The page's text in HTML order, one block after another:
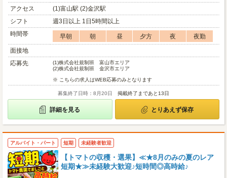
アクセス
(1)富山駅 (2)金沢駅
シフト
週3日以上 1日5時間以上
時間帯
早朝 朝 昼 夕方 夜
夜勤
面接地
応募先
(1)株式会社規制班 富山市エリア
(2)株式会社規制班 金沢市エリア
※ こちらの求人はWEB応募のみとなります
募集終了日時：8月20日 掲載終了まであと13日
詳細を見る とりあえず保存
アルバイト・パート 短期 未経験者歓迎
【トマトの収穫・選果】≪★8月のみの夏のレア
短期★≫未経験大歓迎♪短時間◎高時給♪